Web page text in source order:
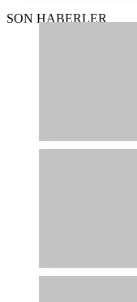
SON HABERLER